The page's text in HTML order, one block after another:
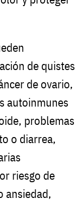
de quistes
de ovario,
autoinmunes
problemas
o diarrea,
riesgo de
ansiedad,